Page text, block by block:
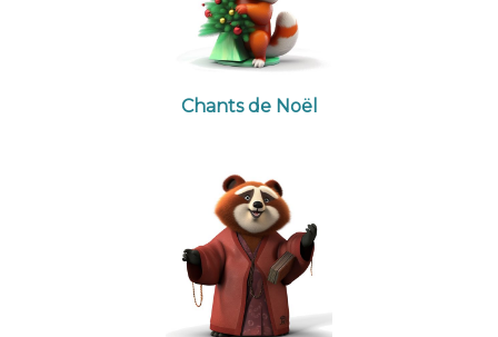
Chants de Noël